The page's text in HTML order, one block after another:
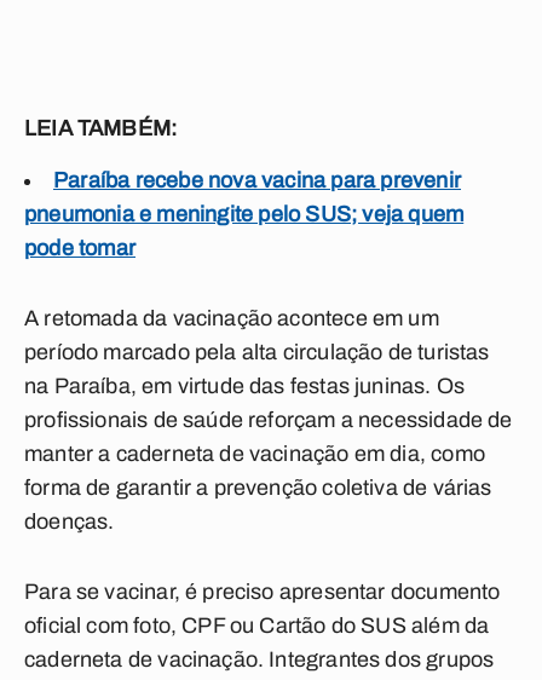
LEIA TAMBÉM:
Paraíba recebe nova vacina para prevenir
pneumonia e meningite pelo SUS; veja quem
pode tomar
A retomada da vacinação acontece em um
período marcado pela alta circulação de turistas
na Paraíba, em virtude das festas juninas. Os
profissionais de saúde reforçam a necessidade de
manter a caderneta de vacinação em dia, como
forma de garantir a prevenção coletiva de várias
doenças.
Para se vacinar, é preciso apresentar documento
oficial com foto, CPF ou Cartão do SUS além da
caderneta de vacinação. Integrantes dos grupos